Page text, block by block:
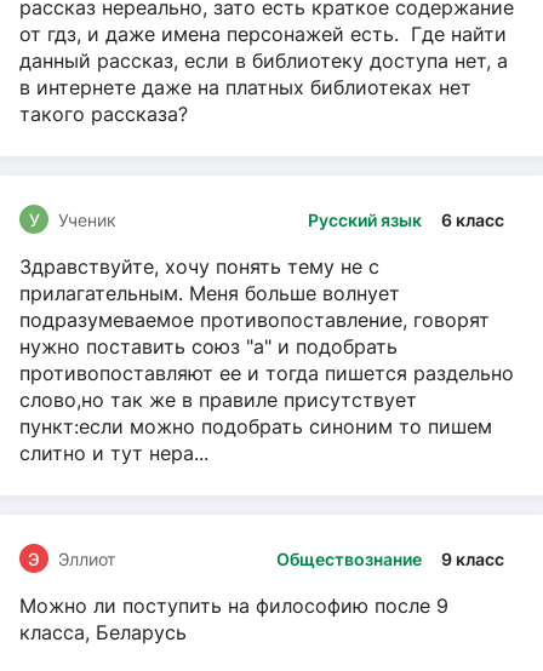
рассказ нереально, зато есть краткое содержание
от гдз, и даже имена персонажей есть. Где найти
данный рассказ, если в библиотеку доступа нет, а
в интернете даже на платных библиотеках нет
такого рассказа?
Русский язык 6 класс
У Ученик
Здравствуйте, хочу понять тему не с
прилагательным. Меня больше волнует
подразумеваемое противопоставление, говорят
нужно поставить союз "а" и подобрать
противопоставляют ее и тогда пишется раздельно
слово,но так же в правиле присутствует
пункт:если можно подобрать синоним то пишем
слитно и тут нера...
Обществознание 9 класс
Э Эллиот
Можно ли поступить на философию после 9
класса, Беларусь